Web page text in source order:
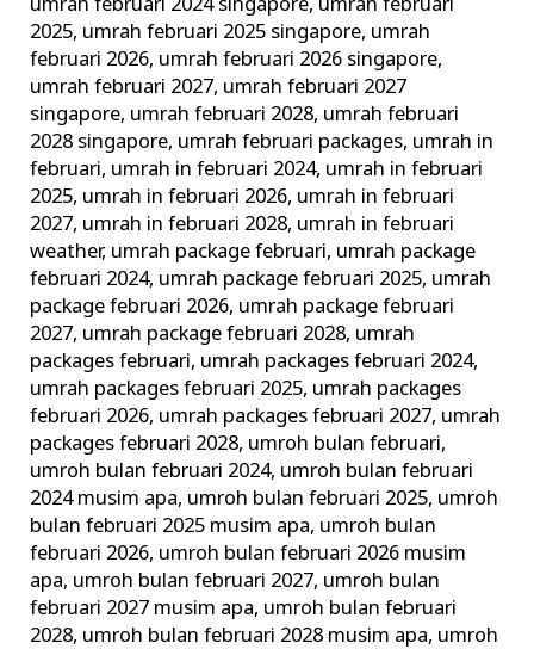
umrah februari 2024 singapore, umrah februari
2025, umrah februari 2025 singapore, umrah
februari 2026, umrah februari 2026 singapore,
umrah februari 2027, umrah februari 2027
singapore, umrah februari 2028, umrah februari
2028 singapore, umrah februari packages, umrah in
februari, umrah in februari 2024, umrah in februari
2025, umrah in februari 2026, umrah in februari
2027, umrah in februari 2028, umrah in februari
weather, umrah package februari, umrah package
februari 2024, umrah package februari 2025, umrah
package februari 2026, umrah package februari
2027, umrah package februari 2028, umrah
packages februari, umrah packages februari 2024,
umrah packages februari 2025, umrah packages
februari 2026, umrah packages februari 2027, umrah
packages februari 2028, umroh bulan februari,
umroh bulan februari 2024, umroh bulan februari
2024 musim apa, umroh bulan februari 2025, umroh
bulan februari 2025 musim apa, umroh bulan
februari 2026, umroh bulan februari 2026 musim
apa, umroh bulan februari 2027, umroh bulan
februari 2027 musim apa, umroh bulan februari
2028, umroh bulan februari 2028 musim apa, umroh